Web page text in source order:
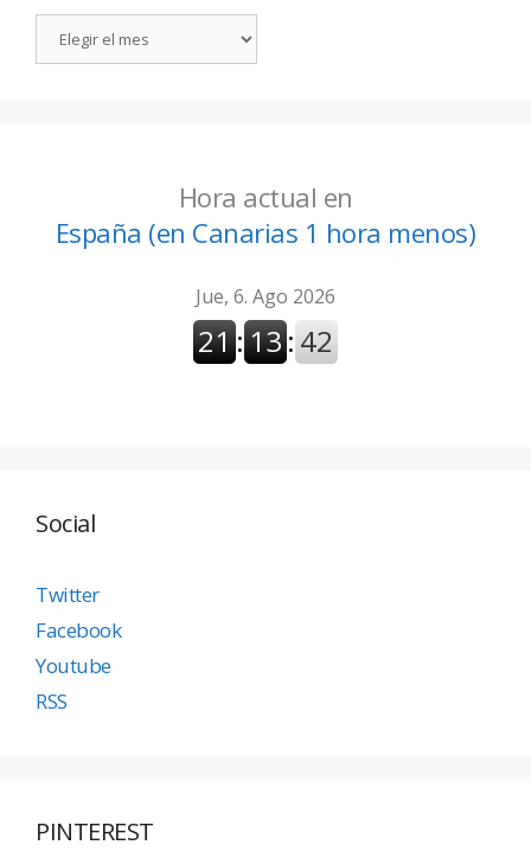
Hora actual en
España (en Canarias 1 hora menos)
Social
Twitter
Facebook
Youtube
RSS
PINTEREST